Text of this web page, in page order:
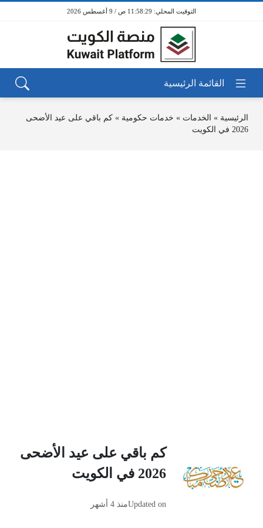
11:58:29 ص / 9 أغسطس 2026
الرئيسية » الخدمات » خدمات حكومية » كم باقي على عيد الأضحى
2026 في الكويت
كم باقي على عيد الأضحى
2026 في الكويت
Updated onمنذ 4 أشهر